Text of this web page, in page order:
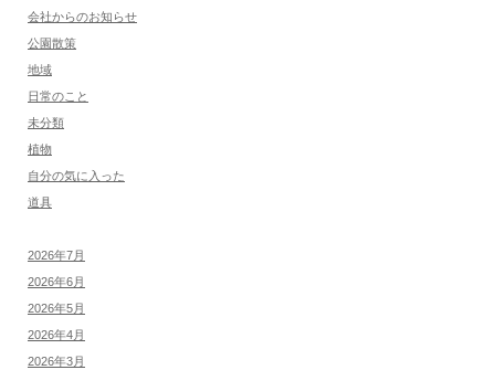
会社からのお知らせ
公園散策
地域
日常のこと
未分類
植物
自分の気に入った
道具
2026年7月
2026年6月
2026年5月
2026年4月
2026年3月